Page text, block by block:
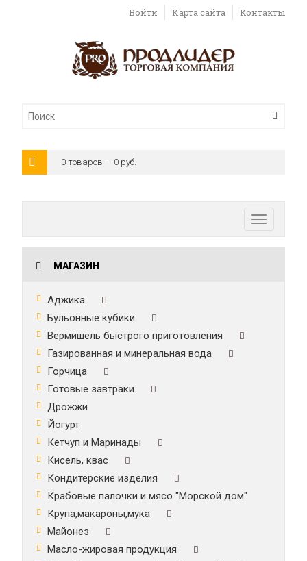
Войти Карта сайта Контакты
0 товаров — 0 руб.
Toggle
navigation
МАГАЗИН
Аджика
Бульонные кубики
Вермишель быстрого приготовления
Газированная и минеральная вода
Горчица
Готовые завтраки
Дрожжи
Йогурт
Кетчуп и Маринады
Кисель, квас
Кондитерские изделия
Крабовые палочки и мясо "Морской дом"
Крупа,макароны,мука
Майонез
Масло-жировая продукция